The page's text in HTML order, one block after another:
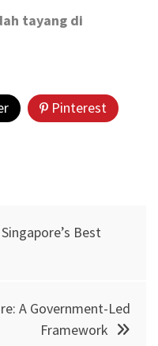
tayang di
Pinterest
Best
A Government-Led
Framework